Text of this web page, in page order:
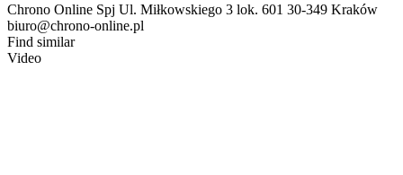
Chrono Online Spj Ul. Miłkowskiego 3 lok. 601 30-349 Kraków
biuro@chrono-online.pl
Find similar
Video